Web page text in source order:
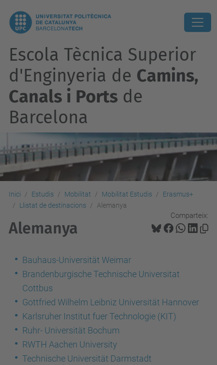
Escola Tècnica Superior
d'Enginyeria de Camins,
Canals i Ports de
Barcelona
Inici Estudis Mobilitat Mobilitat Estudis
Erasmus+
Llistat de destinacions
Alemanya
Comparteix:
Alemanya
Bauhaus-Universität Weimar
Brandenburgische Technische Universitat
Cottbus
Gottfried Wilhelm Leibniz Universität Hannover
Karlsruher Institut fuer Technologie (KIT)
Ruhr- Universität Bochum
RWTH Aachen University
Technische Universität Darmstadt